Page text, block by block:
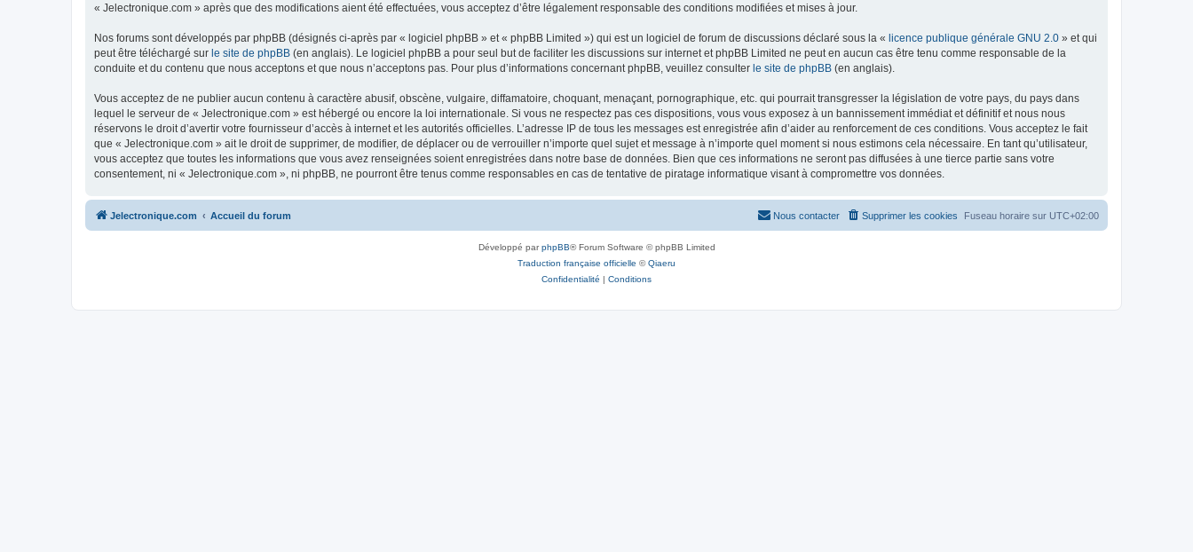
« Jelectronique.com » après que des modifications aient été effectuées, vous acceptez d’être légalement responsable des conditions modifiées et mises à jour.
Nos forums sont développés par phpBB (désignés ci-après par « logiciel phpBB » et « phpBB Limited ») qui est un logiciel de forum de discussions déclaré sous la « licence publique générale GNU 2.0 » et qui
peut être téléchargé sur le site de phpBB (en anglais). Le logiciel phpBB a pour seul but de faciliter les discussions sur internet et phpBB Limited ne peut en aucun cas être tenu comme responsable de la
conduite et du contenu que nous acceptons et que nous n’acceptons pas. Pour plus d’informations concernant phpBB, veuillez consulter le site de phpBB (en anglais).
Vous acceptez de ne publier aucun contenu à caractère abusif, obscène, vulgaire, diffamatoire, choquant, menaçant, pornographique, etc. qui pourrait transgresser la législation de votre pays, du pays dans
lequel le serveur de « Jelectronique.com » est hébergé ou encore la loi internationale. Si vous ne respectez pas ces dispositions, vous vous exposez à un bannissement immédiat et définitif et nous nous
réservons le droit d’avertir votre fournisseur d’accès à internet et les autorités officielles. L’adresse IP de tous les messages est enregistrée afin d’aider au renforcement de ces conditions. Vous acceptez le fait
que « Jelectronique.com » ait le droit de supprimer, de modifier, de déplacer ou de verrouiller n’importe quel sujet et message à n’importe quel moment si nous estimons cela nécessaire. En tant qu’utilisateur,
vous acceptez que toutes les informations que vous avez renseignées soient enregistrées dans notre base de données. Bien que ces informations ne seront pas diffusées à une tierce partie sans votre
consentement, ni « Jelectronique.com », ni phpBB, ne pourront être tenus comme responsables en cas de tentative de piratage informatique visant à compromettre vos données.
Jelectronique.com Accueil du forum Fuseau horaire sur UTC+02:00
Supprimer les cookies
Nous contacter
Développé parphpBB® Forum Software © phpBB Limited
Traduction française officielle ©Qiaeru
Confidentialité | Conditions